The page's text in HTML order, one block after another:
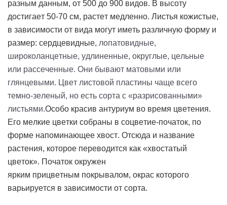
разным данным, от 500 до 900 видов. В высоту
достигает 50-70 см, растет медленно. Листья кожистые,
в зависимости от вида могут иметь различную форму и
размер: сердцевидные, лопатовидные,
широколанцетные, удлиненные, округлые, цельные
или рассеченные. Они бывают матовыми или
глянцевыми. Цвет листовой пластины чаще всего
темно-зеленый, но есть сорта с «разрисованными»
листьями.Особо красив антуриум во время цветения.
Его мелкие цветки собраны в соцветие-початок, по
форме напоминающее хвост. Отсюда и название
растения, которое переводится как «хвостатый
цветок». Початок окружен
ярким прицветным покрывалом, окрас которого
варьируется в зависимости от сорта.